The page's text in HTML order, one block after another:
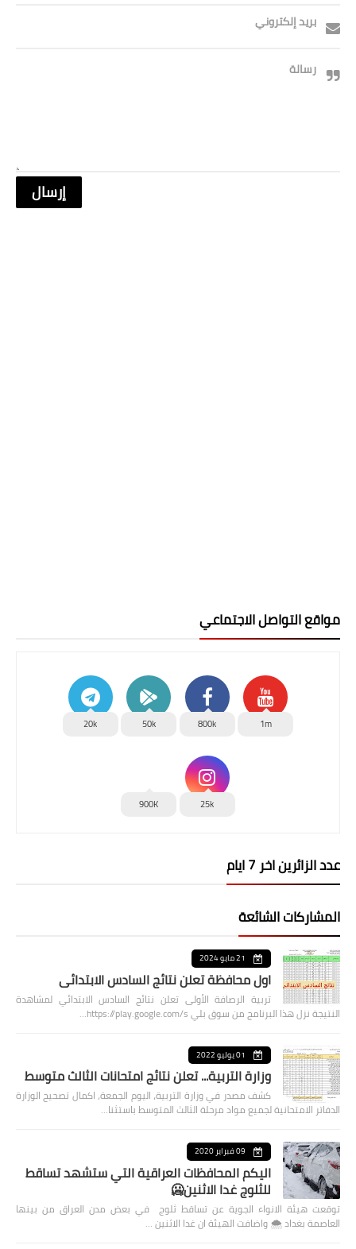
بريد إلكتروني
رسالة
مواقع التواصل الاجتماعي
1m
800k
50k
20k
25k
900K
عدد الزائرين اخر 7 ايام
المشاركات الشائعة
21 مايو 2024
اول محافظة تعلن نتائج السادس الابتدائي
تربية الرصافة الأولى تعلن نتائج السادس الابتدائي لمشاهدة
النتيجة نزل هذا البرنامج من سوق بلي https://play.google.com/s…
01 يوليو 2022
وزارة التربية... تعلن نتائج امتحانات الثالث متوسط
كشف مصدر في وزارة التربية، اليوم الجمعة، اكمال تصحيح الوزارة
الدفاتر الامتحانية لجميع مواد مرحلة الثالث المتوسط باستثنا…
09 فبراير 2020
اليكم المحافظات العراقية التي ستشهد تساقط
للثلوج غدا الاثنين🥶
توقعت هيئة الانواء الجوية عن تساقط ثلوج في بعض مدن العراق من بينها
العاصمة بغداد ⁦🌨️⁩ واضافت الهيئة ان غدا الاثنين …